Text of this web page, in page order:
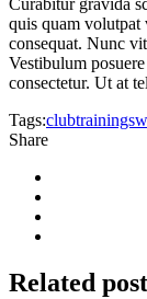
Curabitur gravida
quis quam volutpat
consequat. Nunc
Vestibulum
consectetur. Ut at
Tags:clubtrainings
Share
Related